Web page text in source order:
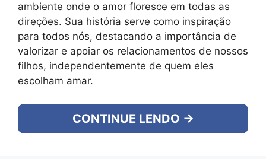
ambiente onde o amor floresce em todas as
direções. Sua história serve como inspiração
para todos nós, destacando a importância de
valorizar e apoiar os relacionamentos de nossos
filhos, independentemente de quem eles
escolham amar.
CONTINUE LENDO →